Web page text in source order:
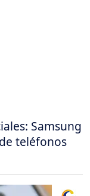
Samsung
teléfonos